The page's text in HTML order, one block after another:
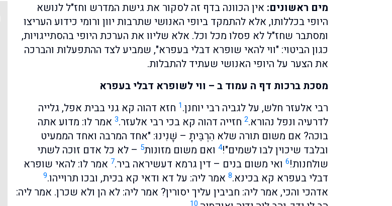
מים ראשונים: אין הכוונה בדף זה לסקור את גישת המדרש וחז"ל לנושא
היופי בכללותו, אלא להתמקד ביופי האנושי שתרבות יוון ורומי כידוע העריצו
ומסתבר שחז"ל לא פסלו מכל וכל. אלא שליוו את הערכת היופי בהסתייגויות,
כגון הביטוי: "ווי להאי שופרא דבלי בעפרא", שמביע לצד ההתפעלות והברכה
את הצער על היופי האנושי שעתיד להתבלות.
מסכת ברכות דף ה עמוד ב – ווי לשופרא דבלי בעפרא
רבי אלעזר חלש, על לגביה רבי יוחנן.1 חזא דהוה קא גני בבית אפל, גלייה
לדרעיה ונפל נהורא.2 חזייה דהוה קא בכי רבי אלעזר.3 אמר לו: מדוע אתה
בוכה? אם משום תורה שלא הִרְבֵּיתָ – שָׁנִינוּ: "אחד המרבה ואחד הממעיט
ובלבד שיכוין לבו לשמים"!4 ואם משום מזונות5 – לא כל אדם זוכה לשתי
שולחנות!6 ואי משום בנים – דין גרמא דעשיראה ביר.7 אמר לו: להאי שופרא
דבלי בעפרא קא בכינא.8 אמר ליה: על דא ודאי קא בכית, ובכו תרוייהו.9
אדהכי והכי, אמר ליה: חביבין עליך יסורין? אמר ליה: לא הן ולא שכרן. אמר ליה:
10